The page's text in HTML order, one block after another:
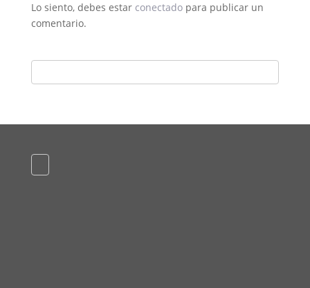
Lo siento, debes estar conectadopara publicar un
comentario.